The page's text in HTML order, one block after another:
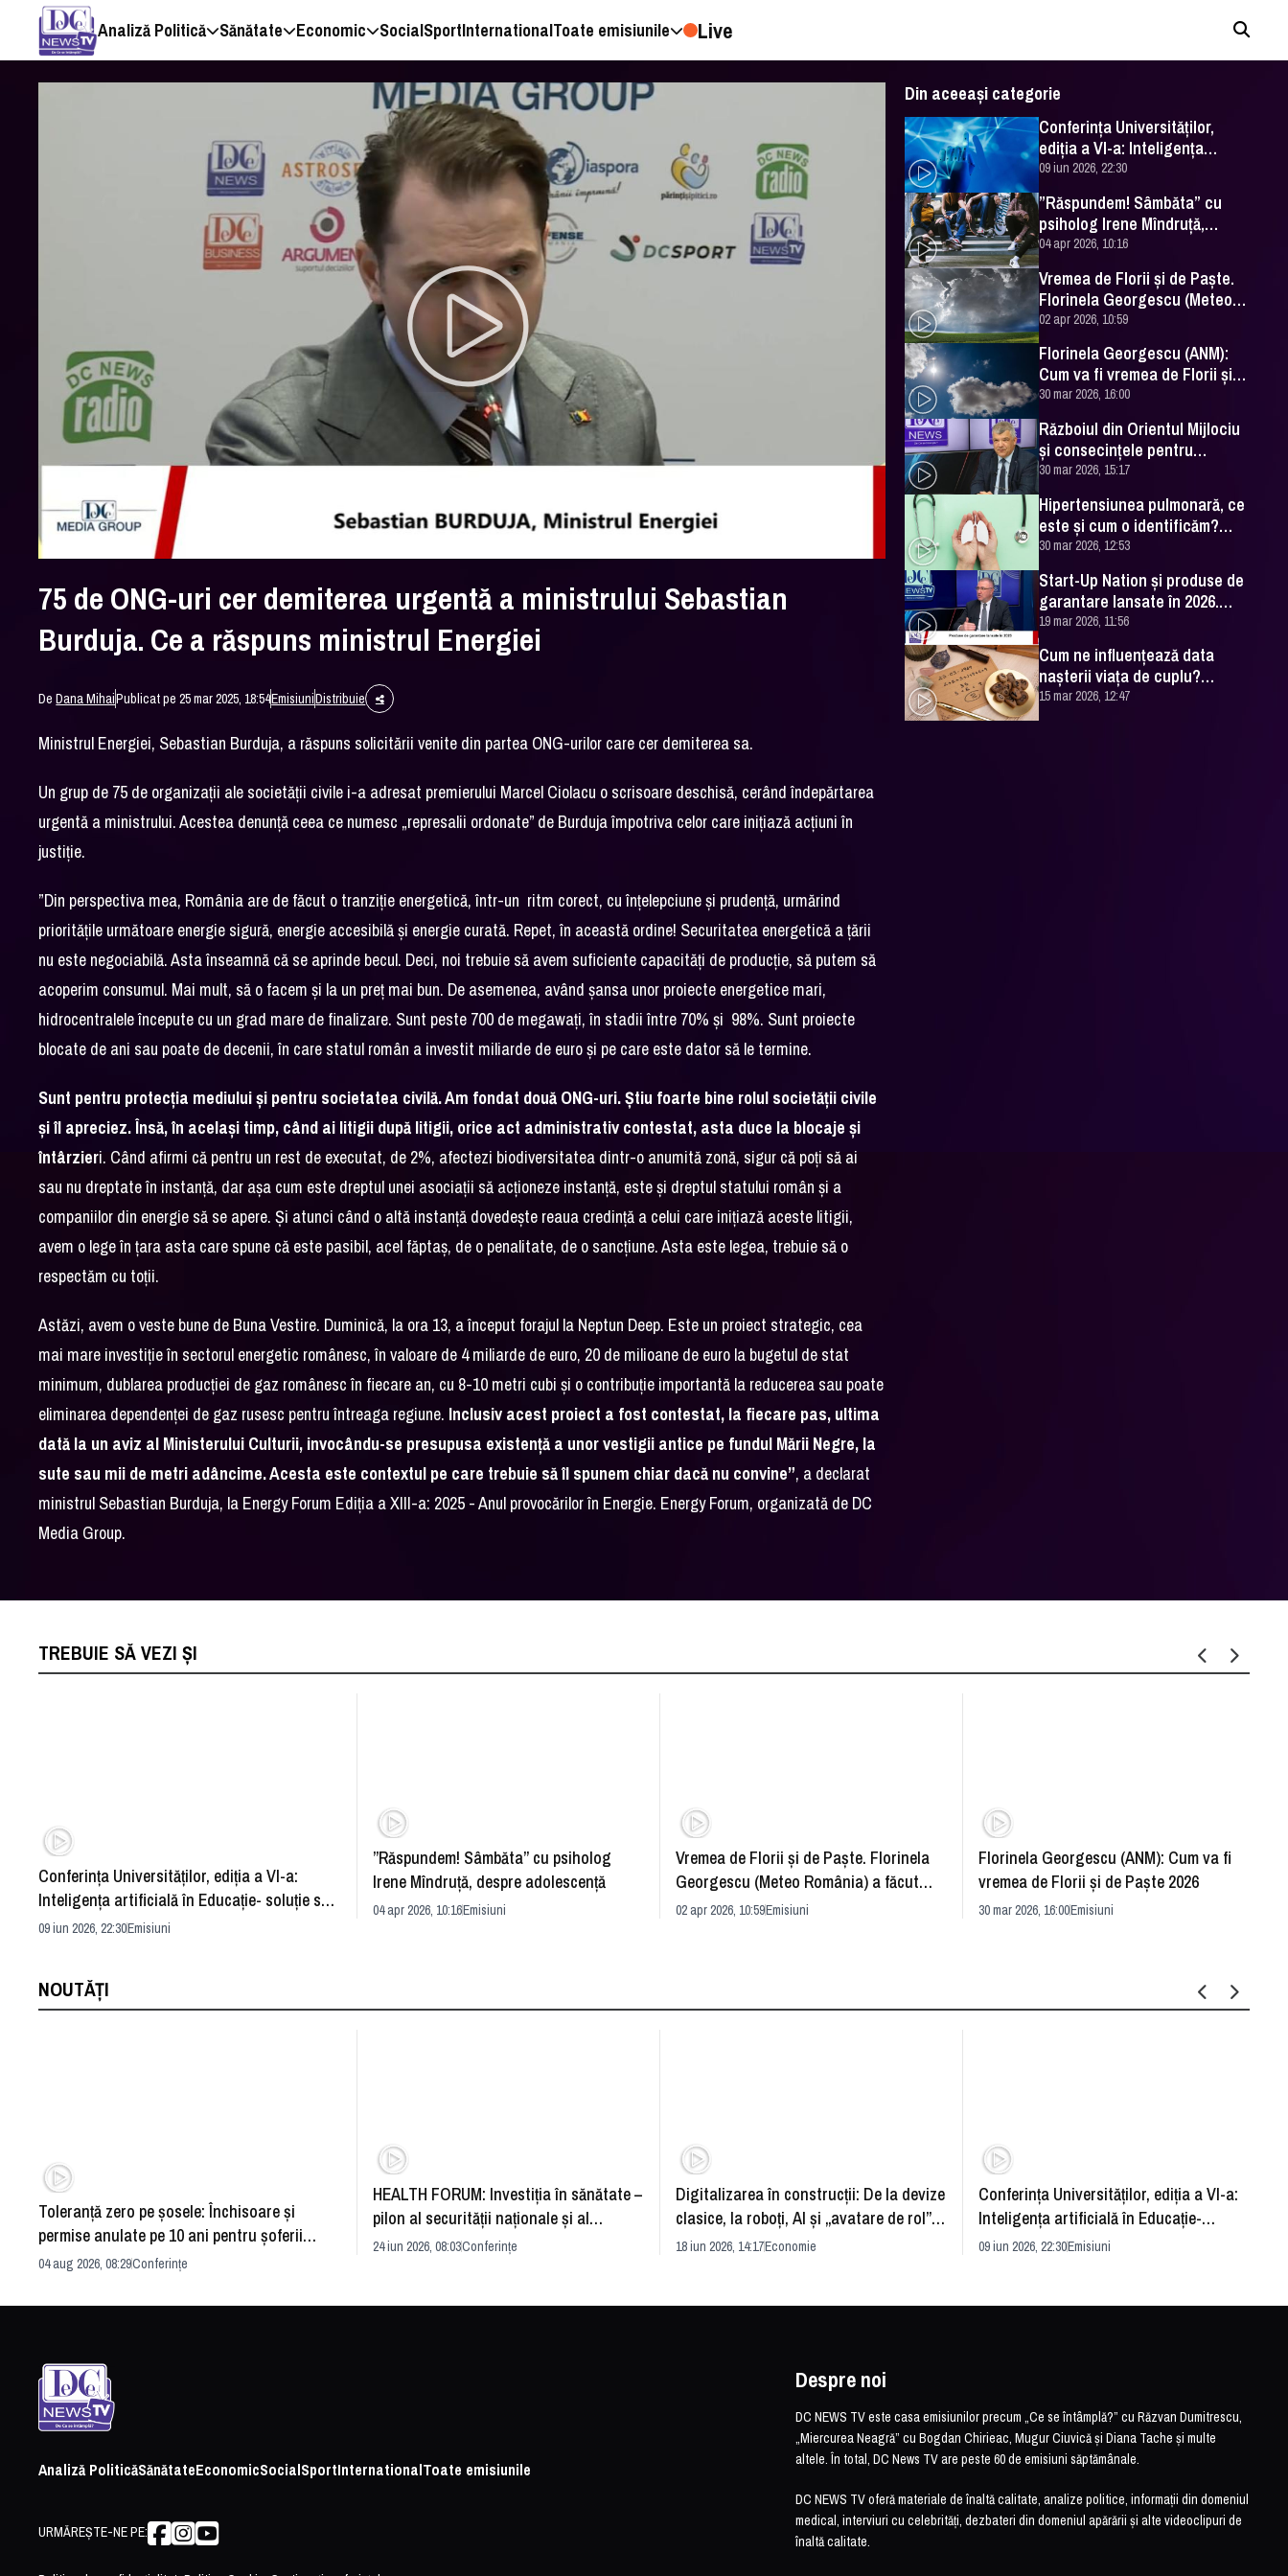
Analiză Politică Sănătate Economic SocialSportInternationalToate emisiunile Live
75 de ONG-uri cer demiterea urgentă a ministrului Sebastian
Burduja. Ce a răspuns ministrul Energiei
DeDana MihaiPublicat pe 25 mar 2025, 18:54EmisiuniDistribuie
Ministrul Energiei, Sebastian Burduja, a răspuns solicitării venite din partea ONG-urilor care cer demiterea sa.
Un grup de 75 de organizații ale societății civile i-a adresat premierului Marcel Ciolacu o scrisoare deschisă, cerând îndepărtarea
urgentă a ministrului. Acestea denunță ceea ce numesc „represalii ordonate” de Burduja împotriva celor care inițiază acțiuni în
justiție.
”Din perspectiva mea, România are de făcut o tranziție energetică, într-un ritm corect, cu înțelepciune și prudență, urmărind
prioritățile următoare energie sigură, energie accesibilă și energie curată. Repet, în această ordine! Securitatea energetică a țării
nu este negociabilă. Asta înseamnă că se aprinde becul. Deci, noi trebuie să avem suficiente capacități de producție, să putem să
acoperim consumul. Mai mult, să o facem și la un preț mai bun. De asemenea, având șansa unor proiecte energetice mari,
hidrocentralele începute cu un grad mare de finalizare. Sunt peste 700 de megawați, în stadii între 70% și 98%. Sunt proiecte
blocate de ani sau poate de decenii, în care statul român a investit miliarde de euro și pe care este dator să le termine.
Sunt pentru protecția mediului și pentru societatea civilă. Am fondat două ONG-uri. Știu foarte bine rolul societății civile
și îl apreciez. Însă, în același timp, când ai litigii după litigii, orice act administrativ contestat, asta duce la blocaje și
întârzieri. Când afirmi că pentru un rest de executat, de 2%, afectezi biodiversitatea dintr-o anumită zonă, sigur că poți să ai
sau nu dreptate în instanță, dar așa cum este dreptul unei asociații să acționeze instanță, este și dreptul statului român și a
companiilor din energie să se apere. Și atunci când o altă instanță dovedește reaua credință a celui care inițiază aceste litigii,
avem o lege în țara asta care spune că este pasibil, acel făptaș, de o penalitate, de o sancțiune. Asta este legea, trebuie să o
respectăm cu toții.
Astăzi, avem o veste bune de Buna Vestire. Duminică, la ora 13, a început forajul la Neptun Deep. Este un proiect strategic, cea
mai mare investiție în sectorul energetic românesc, în valoare de 4 miliarde de euro, 20 de milioane de euro la bugetul de stat
minimum, dublarea producției de gaz românesc în fiecare an, cu 8-10 metri cubi și o contribuție importantă la reducerea sau poate
eliminarea dependenței de gaz rusesc pentru întreaga regiune. Inclusiv acest proiect a fost contestat, la fiecare pas, ultima
dată la un aviz al Ministerului Culturii, invocându-se presupusa existență a unor vestigii antice pe fundul Mării Negre, la
sute sau mii de metri adâncime. Acesta este contextul pe care trebuie să îl spunem chiar dacă nu convine”, a declarat
ministrul Sebastian Burduja, la Energy Forum Ediția a XIII-a: 2025 - Anul provocărilor în Energie. Energy Forum, organizată de DC
Media Group.
Din aceeași categorie
Conferința Universităților,
ediția a VI-a: Inteligența
artificială în Educație- soluție
sau problemă?
09 iun 2026, 22:30
”Răspundem! Sâmbăta” cu
psiholog Irene Mîndruță,
despre adolescență
04 apr 2026, 10:16
Vremea de Florii și de Paște.
Florinela Georgescu (Meteo
România) a făcut prognoza
02 apr 2026, 10:59
Florinela Georgescu (ANM):
Cum va fi vremea de Florii și
de Paște 2026
30 mar 2026, 16:00
Războiul din Orientul Mijlociu
și consecințele pentru
România. Excelența Sa Ovidiu
Dranga, interviu
30 mar 2026, 15:17
Hipertensiunea pulmonară, ce
este și cum o identificăm?
Explicațiile unui medic
specialist
30 mar 2026, 12:53
Start-Up Nation și produse de
garantare lansate în 2026.
Cătălin Leonte (FNGCIMM), la
DC News
19 mar 2026, 11:56
Cum ne influențează data
nașterii viața de cuplu?
Numerologul Romeo Popescu
are explicațiile
15 mar 2026, 12:47
TREBUIE SĂ VEZI ȘI
Conferința Universităților, ediția a VI-a:
Inteligența artificială în Educație- soluție sau
problemă?
09 iun 2026, 22:30Emisiuni
”Răspundem! Sâmbăta” cu psiholog
Irene Mîndruță, despre adolescență
04 apr 2026, 10:16Emisiuni
Vremea de Florii și de Paște. Florinela
Georgescu (Meteo România) a făcut
prognoza
02 apr 2026, 10:59Emisiuni
Florinela Georgescu (ANM): Cum va fi
vremea de Florii și de Paște 2026
30 mar 2026, 16:00Emisiuni
NOUTĂȚI
Toleranță zero pe șosele: Închisoare și
permise anulate pe 10 ani pentru șoferii
iresponsabili
04 aug 2026, 08:29Conferințe
HEALTH FORUM: Investiția în sănătate –
pilon al securității naționale și al
dezvoltării economice
24 iun 2026, 08:03Conferințe
Digitalizarea în construcții: De la devize
clasice, la roboți, AI și „avatare de rol”.
România și redefinirea industriei
18 iun 2026, 14:17Economie
Conferința Universităților, ediția a VI-a:
Inteligența artificială în Educație-
soluție sau problemă?
09 iun 2026, 22:30Emisiuni
Analiză PoliticăSănătateEconomicSocialSportInternationalToate emisiunile
URMĂREȘTE-NE PE:
Despre noi
DC NEWS TV este casa emisiunilor precum „Ce se întâmplă?” cu Răzvan Dumitrescu,
„Miercurea Neagră” cu Bogdan Chirieac, Mugur Ciuvică și Diana Tache și multe
altele. În total, DC News TV are peste 60 de emisiuni săptămânale.
DC NEWS TV oferă materiale de înaltă calitate, analize politice, informații din domeniul
medical, interviuri cu celebrități, dezbateri din domeniul apărării și alte videoclipuri de
înaltă calitate.